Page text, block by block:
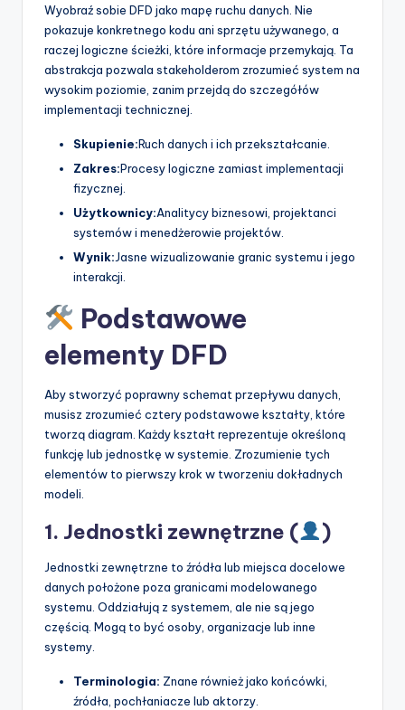
p
d
Wyobraź sobie DFD jako mapę ruchu danych. Nie
pokazuje konkretnego kodu ani sprzętu używanego, a
raczej logiczne ścieżki, które informacje przemykają. Ta
abstrakcja pozwala stakeholderom zrozumieć system na
wysokim poziomie, zanim przejdą do szczegółów
implementacji technicznej.
Skupienie:Ruch danych i ich przekształcanie.
Zakres:Procesy logiczne zamiast implementacji
fizycznej.
Użytkownicy:Analitycy biznesowi, projektanci
systemów i menedżerowie projektów.
Wynik:Jasne wizualizowanie granic systemu i jego
interakcji.
Podstawowe
elementy DFD
Aby stworzyć poprawny schemat przepływu danych,
musisz zrozumieć cztery podstawowe kształty, które
tworzą diagram. Każdy kształt reprezentuje określoną
funkcję lub jednostkę w systemie. Zrozumienie tych
elementów to pierwszy krok w tworzeniu dokładnych
modeli.
1. Jednostki zewnętrzne ( )
Jednostki zewnętrzne to źródła lub miejsca docelowe
danych położone poza granicami modelowanego
systemu. Oddziałują z systemem, ale nie są jego
częścią. Mogą to być osoby, organizacje lub inne
systemy.
Terminologia: Znane również jako końcówki,
źródła, pochłaniacze lub aktorzy.